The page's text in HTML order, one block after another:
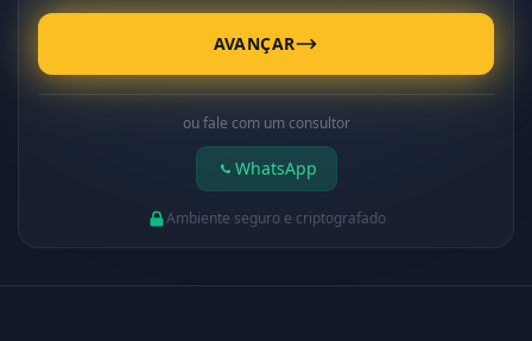
AVANÇAR
ou fale com um consultor
WhatsApp
Ambiente seguro e criptografado